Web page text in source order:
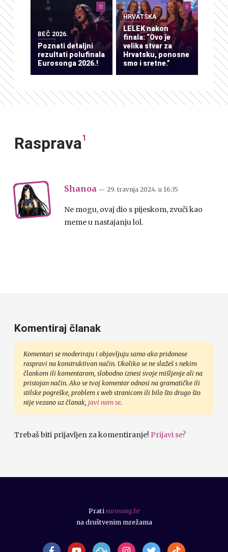
BEČ 2026.
Poznati detaljni
rezultati polufinala
Eurosonga 2026.!
11
HRVATSKA
LELEK nakon
finala: “Ovo je
velika stvar za
Hrvatsku, ponosne
smo i sretne.”
0
Rasprava1
Shanoa — 29. travnja 2024. u 16:35
Ne mogu, ovaj dio s pijeskom, zvuči kao
meme u nastajanju lol.
Komentiraj članak
Komentari se moderiraju i objavljuju samo ako pridonose
raspravi na konstruktivan način. Ukoliko se ne slažeš s nekim
člankom ili komentarom, slobodno iznesi svoje mišljenje ali na
pristojan način. Ako se tvoj komentar odnosi na gramatičke ili
stilske pogreške, problem s web stranicom ili bilo što drugo što
nije vezano uz članak, javi nam se.
Trebaš biti prijavljen za komentiranje! Prijavi se?
Prati eurosong.hr
na društvenim mrežama